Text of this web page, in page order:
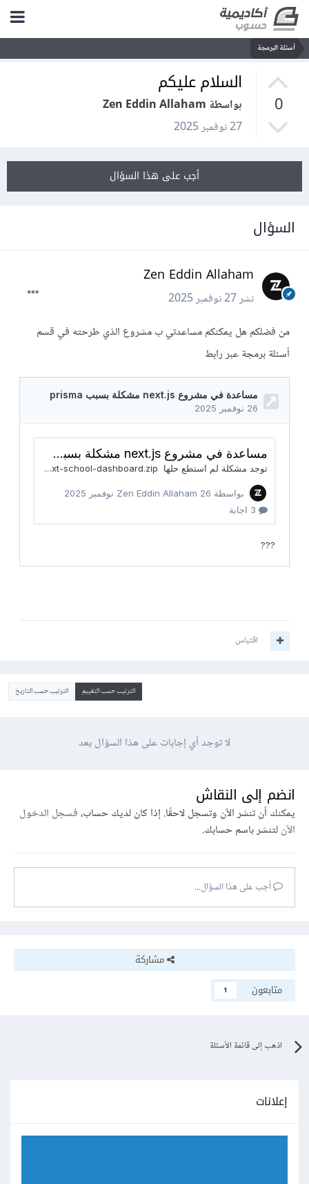
أسئلة البرمجة
0
السلام عليكم
بواسطة Zen Eddin Allaham
27 نوفمبر 2025
أجب على هذا السؤال
السؤال
Zen Eddin Allaham
نشر27 نوفمبر 2025
من فضلكم هل يمكنكم مساعدتي ب مشروع الذي طرحته في قسم
أسئلة برمجة عبر رابط
اقتباس
الترتيب حسب التقييم الترتيب حسب التاريخ
لا توجد أي إجابات على هذا السؤال بعد
انضم إلى النقاش
يمكنك أن تنشر الآن وتسجل لاحقًا. إذا كان لديك حساب،فسجل الدخول
الآنلتنشر باسم حسابك.
أجب على هذا السؤال...
مشاركة
متابعون
1
اذهب إلى قائمة الأسئلة
إعلانات